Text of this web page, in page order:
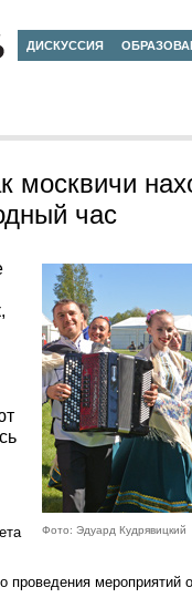
ДИСКУССИЯ
москвичи
час
Фото: Эдуард Кудрявицкий
проведения мероприятий